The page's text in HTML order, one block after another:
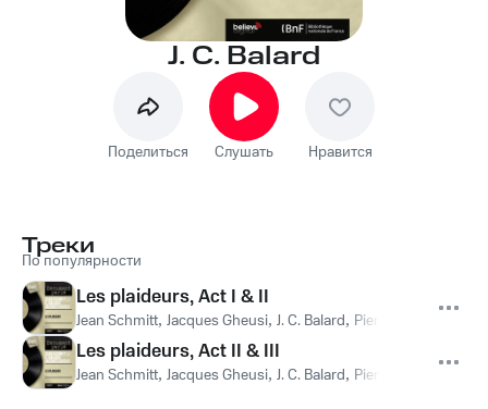
J. C. Balard
Поделиться Слушать Нравится
Треки
По популярности
Les plaideurs, Act I & II
Jean Schmitt, Jacques Gheusi, J. C. Balard, Pierre Pernet
Les plaideurs, Act II & III
Jean Schmitt, Jacques Gheusi, J. C. Balard, Pierre Pernet